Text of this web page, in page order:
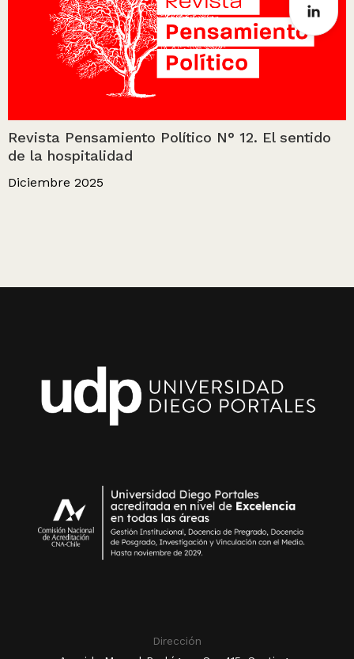
Revista Pensamiento Político N° 12. El sentido
de la hospitalidad
Diciembre 2025
Dirección